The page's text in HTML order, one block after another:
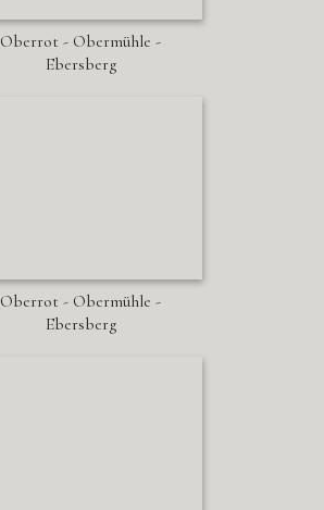
Oberrot - Obermühle -
Ebersberg
Oberrot - Obermühle -
Ebersberg